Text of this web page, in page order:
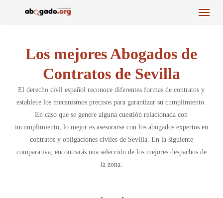
Menu
Los mejores Abogados de
Contratos de Sevilla
El derecho civil español reconoce diferentes formas de contratos y
establece los mecanismos precisos para garantizar su cumplimiento.
En caso que se genere alguna cuestión relacionada con
incumplimiento, lo mejor es asesorarse con los abogados expertos en
contratos y obligaciones civiles de Sevilla. En la siguiente
comparativa, encontrarás una selección de los mejores despachos de
la zona.